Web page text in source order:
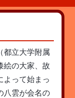
都立大学附属
絵の大家、故
よって始まっ
八雲が会名の